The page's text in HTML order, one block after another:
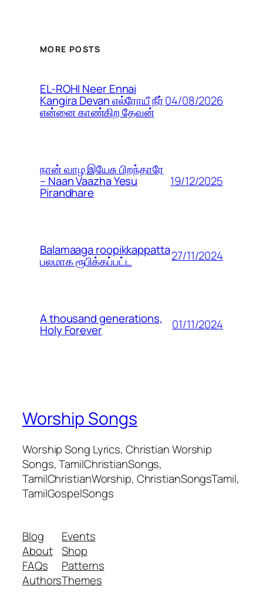
MORE POSTS
EL-ROHI Neer Ennai
Kangira Devan எல்ரோயீ நீர்
என்னை காண்கிற தேவன்
04/08/2026
நான் வாழ இயேசு பிறந்தாரே
– Naan Vaazha Yesu
Pirandhare
19/12/2025
Balamaaga roopikkappatta
பலமாக ரூபிக்கப்பட்ட 27/11/2024
A thousand generations,
Holy Forever 01/11/2024
Worship Songs
Worship Song Lyrics, Christian Worship
Songs, TamilChristianSongs,
TamilChristianWorship, ChristianSongsTamil,
TamilGospelSongs
Blog
About
FAQs
Authors
Events
Shop
Patterns
Themes